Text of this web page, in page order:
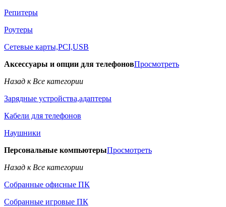
Репитеры
Роутеры
Сетевые карты,PCI,USB
Аксессуары и опции для телефоновПросмотреть
Назад к Все категории
Зарядные устройства,адаптеры
Кабели для телефонов
Наушники
Персональные компьютерыПросмотреть
Назад к Все категории
Собранные офисные ПК
Собранные игровые ПК